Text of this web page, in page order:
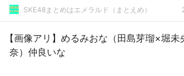
SKE48まとめはエメラルド（まとえめ）
【画像アリ】めるみおな（田島芽瑠×堀未
奈）仲良いな